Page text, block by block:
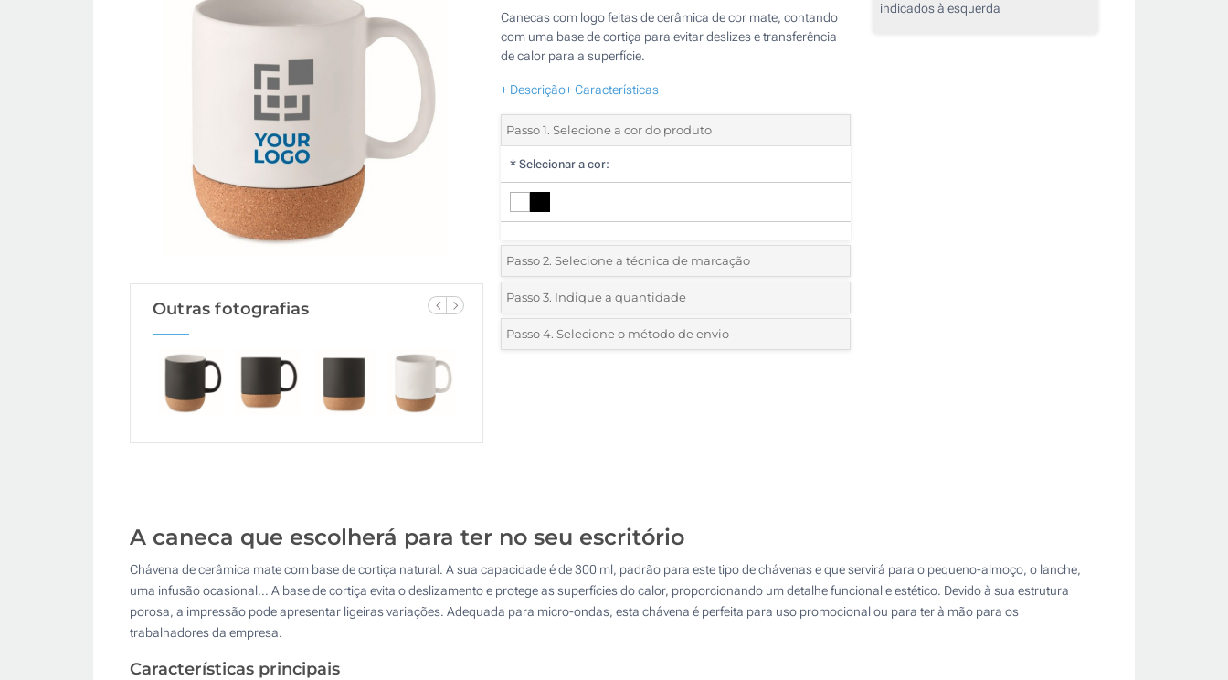
Outras fotografias
Canecas com logo feitas de cerâmica de cor mate, contando
com uma base de cortiça para evitar deslizes e transferência
de calor para a superfície.
+ Descrição+ Características
Passo 1. Selecione a cor do produto
* Selecionar a cor:
Passo 2. Selecione a técnica de marcação
*Selecione o tipo de marcação e as cores do logotipo:
1 Cor (Impressão circular)
Gravação a laser (Num lado)
Sem impressão
Passo 3. Indique a quantidade
*Quantidade mínima:10
Outra : Atualizar
Passo 4. Selecione o método de envio
indicados à esquerda
A caneca que escolherá para ter no seu escritório
Chávena de cerâmica mate com base de cortiça natural. A sua capacidade é de 300 ml, padrão para este tipo de chávenas e que servirá para o pequeno-almoço, o lanche,
uma infusão ocasional... A base de cortiça evita o deslizamento e protege as superfícies do calor, proporcionando um detalhe funcional e estético. Devido à sua estrutura
porosa, a impressão pode apresentar ligeiras variações. Adequada para micro-ondas, esta chávena é perfeita para uso promocional ou para ter à mão para os
trabalhadores da empresa.
Características principais